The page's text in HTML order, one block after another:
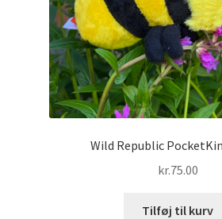
Wild Republic
kr.75.00
Tilføj til kurv